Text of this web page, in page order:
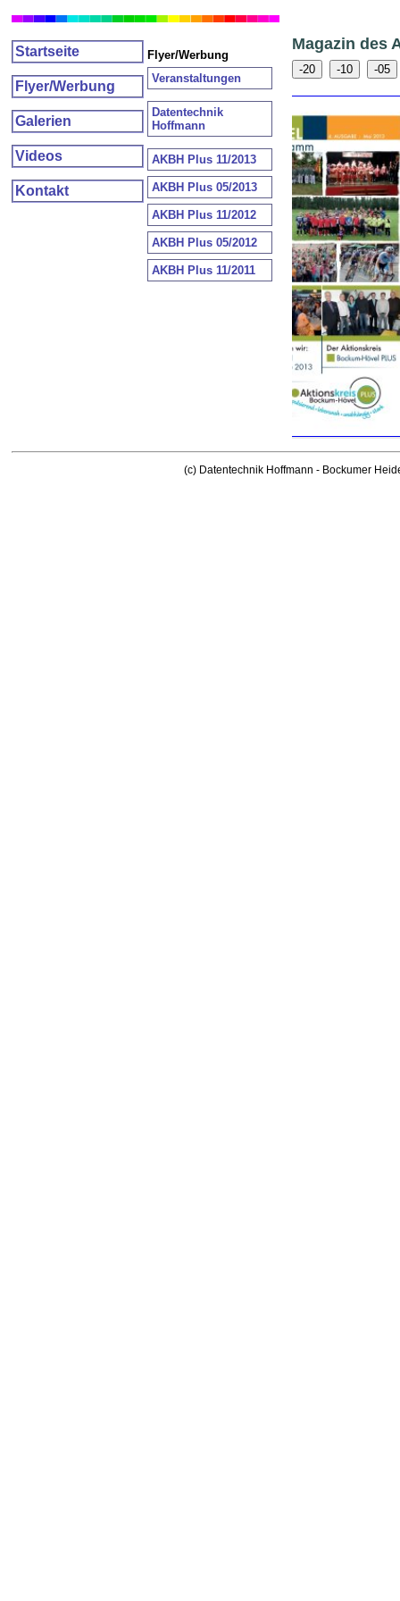
Startseite
Flyer/Werbung
Galerien
Videos
Kontakt
Flyer/Werbung
Veranstaltungen
Datentechnik
Hoffmann
AKBH Plus 11/2013
AKBH Plus 05/2013
AKBH Plus 11/2012
AKBH Plus 05/2012
AKBH Plus 11/2011
Magazin des
-20 -10 -05
(c) Datentechnik Hoffmann - Bockumer